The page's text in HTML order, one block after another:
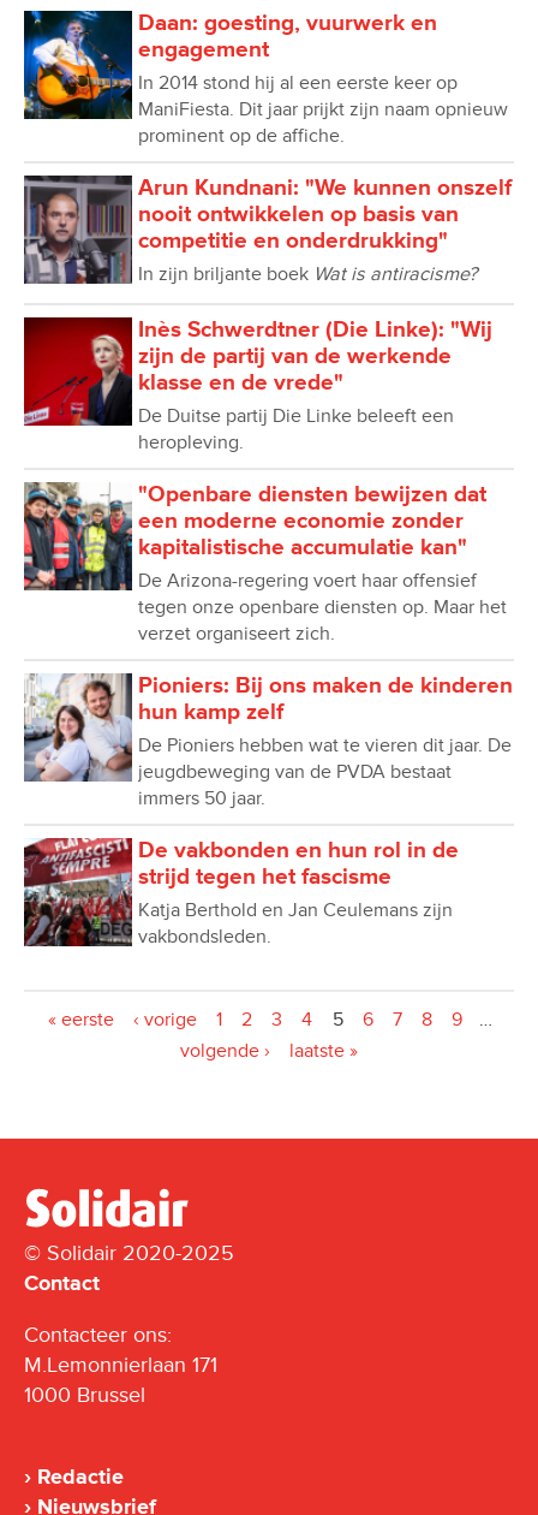
Daan: goesting, vuurwerk en
engagement
In 2014 stond hij al een eerste keer op
ManiFiesta. Dit jaar prijkt zijn naam opnieuw
prominent op de affiche.
Arun Kundnani: "We kunnen onszelf
nooit ontwikkelen op basis van
competitie en onderdrukking"
In zijn briljante boek Wat is antiracisme?
Inès Schwerdtner (Die Linke): "Wij
zijn de partij van de werkende
klasse en de vrede"
De Duitse partij Die Linke beleeft een
heropleving.
"Openbare diensten bewijzen dat
een moderne economie zonder
kapitalistische accumulatie kan"
De Arizona-regering voert haar offensief
tegen onze openbare diensten op. Maar het
verzet organiseert zich.
Pioniers: Bij ons maken de kinderen
hun kamp zelf
De Pioniers hebben wat te vieren dit jaar. De
jeugdbeweging van de PVDA bestaat
immers 50 jaar.
De vakbonden en hun rol in de
strijd tegen het fascisme
Katja Berthold en Jan Ceulemans zijn
vakbondsleden.
« eerste ‹ vorige 1 2 3 4 5 6 7 8 9
…
volgende ›
laatste »
© Solidair 2020-2025
Contact
Contacteer ons:
M.Lemonnierlaan 171
1000 Brussel
Redactie
Nieuwsbrief